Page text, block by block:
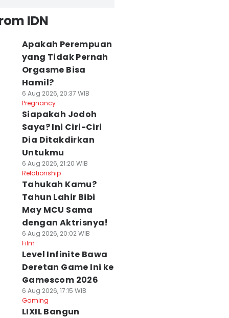
IDN
Apakah Perempuan
yang Tidak Pernah
Orgasme Bisa
Hamil?
6 Aug 2026, 20:37 WIB
Pregnancy
Siapakah Jodoh
Saya? Ini Ciri-Ciri
Dia Ditakdirkan
Untukmu
6 Aug 2026, 21:20 WIB
Relationship
Tahukah Kamu?
Tahun Lahir Bibi
May MCU Sama
dengan Aktrisnya!
6 Aug 2026, 20:02 WIB
Film
Level Infinite Bawa
Deretan Game Ini ke
Gamescom 2026
6 Aug 2026, 17:15 WIB
Gaming
LIXIL Bangun